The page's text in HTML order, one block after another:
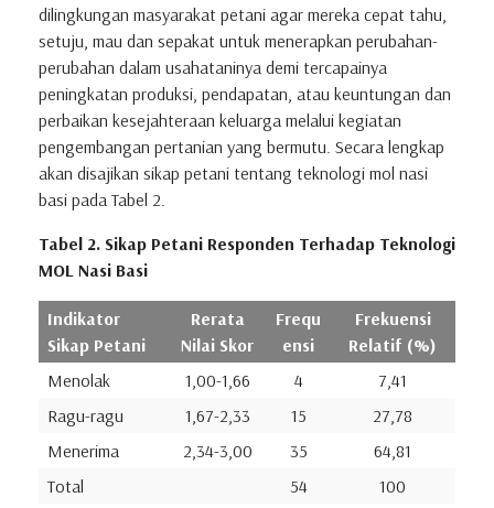
dilingkungan masyarakat petani agar mereka cepat tahu,
setuju, mau dan sepakat untuk menerapkan perubahan-
perubahan dalam usahataninya demi tercapainya
peningkatan produksi, pendapatan, atau keuntungan dan
perbaikan kesejahteraan keluarga melalui kegiatan
pengembangan pertanian yang bermutu. Secara lengkap
akan disajikan sikap petani tentang teknologi mol nasi
basi pada Tabel 2.
Tabel 2. Sikap Petani Responden Terhadap Teknologi
MOL Nasi Basi
Indikator
Sikap Petani
Rerata
Nilai Skor
Frequ
ensi
Frekuensi
Relatif (%)
Menolak
1,00-1,66 4
7,41
Ragu-ragu
1,67-2,33 15
27,78
Menerima
2,34-3,00 35
64,81
Total
54
100